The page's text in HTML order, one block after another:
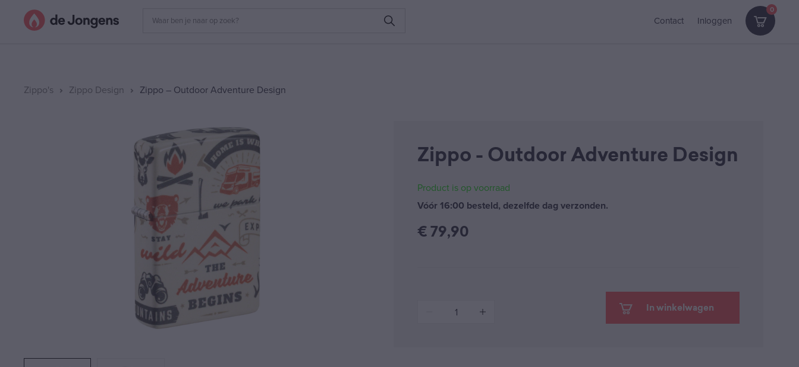
Contact Inloggen
0
Zippo's Zippo Design Zippo – Outdoor Adventure Design
Zippo - Outdoor Adventure Design
Product is op voorraad
Vóór 16:00 besteld, dezelfde dag verzonden.
€ 79,90
1 In winkelwagen